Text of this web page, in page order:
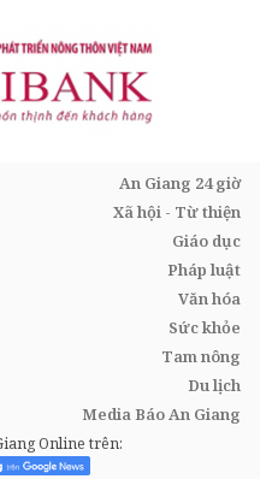
An Giang 24 giờ
Xã hội - Từ thiện
Giáo dục
Pháp luật
Văn hóa
Sức khỏe
Tam nông
Du lịch
Media Báo An Giang
Online trên: